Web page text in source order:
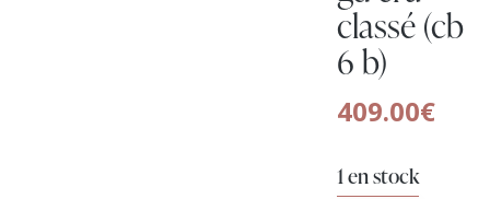
classé (cb
6 b)
409.00€
1 en stock